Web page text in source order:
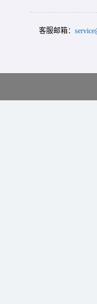
客服邮箱：